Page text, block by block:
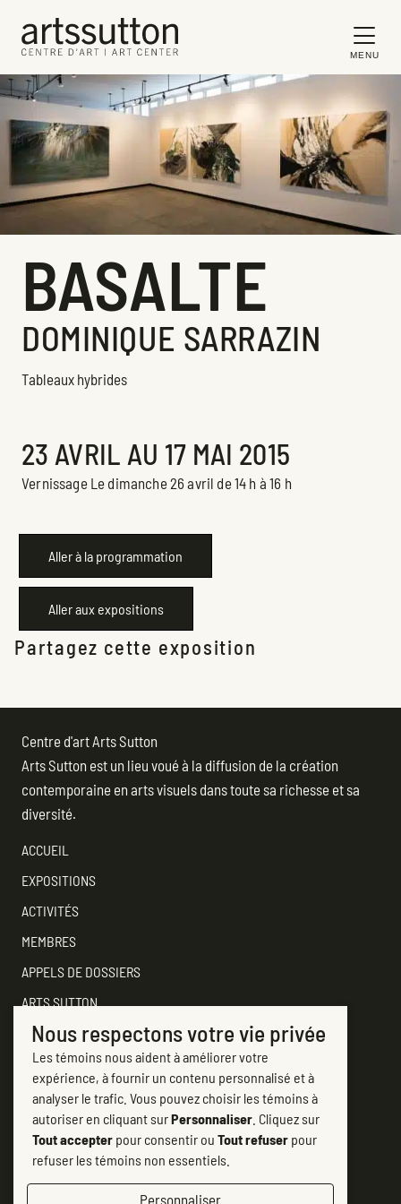
MENU
BASALTE
DOMINIQUE SARRAZIN
Tableaux hybrides
23 AVRIL AU 17 MAI 2015
Vernissage Le dimanche 26 avril de 14 h à 16 h
Aller à la programmation
Aller aux expositions
Partagez cette exposition
Centre d'art Arts Sutton
Arts Sutton est un lieu voué à la diffusion de la création
contemporaine en arts visuels dans toute sa richesse et sa
diversité.
ACCUEIL
EXPOSITIONS
ACTIVITÉS
MEMBRES
APPELS DE DOSSIERS
ARTS SUTTON
SOUTENEZ
CONTACTER ARTS SUTTON
7, rue Academy
Sutton (Québec) J0E 2K0
(450) 538-2563
info@artssutton.com
Nous respectons votre vie privée
Les témoins nous aident à améliorer votre
expérience, à fournir un contenu personnalisé et à
analyser le trafic. Vous pouvez choisir les témoins à
autoriser en cliquant surPersonnaliser . Cliquez sur
Tout accepter pour consentir ou Tout refuser pour
refuser les témoins non essentiels.
Personnaliser